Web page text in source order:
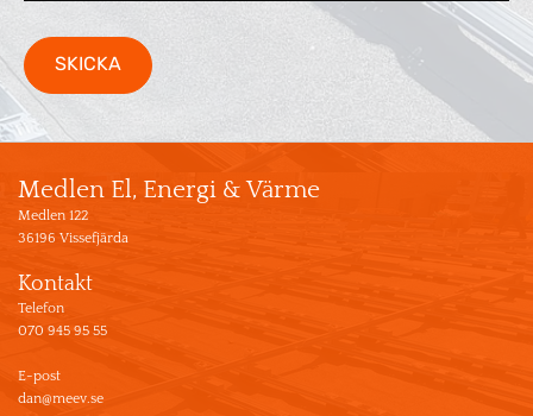
Medlen El, Energi & Värme
Medlen 122
36196 Vissefjärda
Kontakt
Telefon
070 945 95 55
E-post
dan@meev.se